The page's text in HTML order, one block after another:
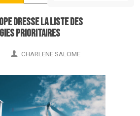
dresse la liste des
prioritaires
CHARLENE SALOME